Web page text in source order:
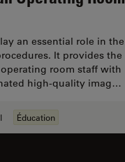
an essential role in the
It provides the
room staff with
high-quality image
different clinical
ENT Surgery
Éducation